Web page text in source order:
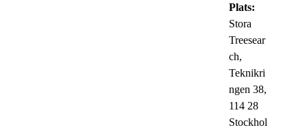
Plats:
Stora
Treesear
ch,
Teknikri
ngen 38,
114 28
Stockhol